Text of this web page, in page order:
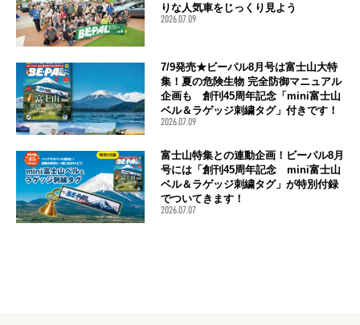
りな人気車をじっくり見よう
2026.07.09
7/9発売★ビーパル8月号は富士山大特
集！夏の危険生物 完全防御マニュアル
企画も 創刊45周年記念「mini富士山
ベル＆ラゲッジ刺繍タグ」付きです！
2026.07.09
富士山特集との連動企画！ビーパル8月
号には「創刊45周年記念 mini富士山
ベル＆ラゲッジ刺繍タグ」が特別付録
でついてきます！
2026.07.07